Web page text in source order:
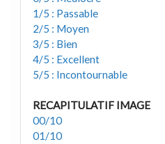
1/5 : Passable
2/5 : Moyen
3/5 : Bien
4/5 : Excellent
5/5 : Incontournable
RECAPITULATIF IMAGE
00/10
01/10